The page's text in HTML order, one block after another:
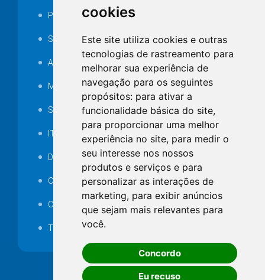
cookies
Este site utiliza cookies e outras
tecnologias de rastreamento para
melhorar sua experiência de
navegação para os seguintes
propósitos: para ativar a
funcionalidade básica do site,
para proporcionar uma melhor
experiência no site, para medir o
seu interesse nos nossos
produtos e serviços e para
personalizar as interações de
marketing, para exibir anúncios
que sejam mais relevantes para
você.
Concordo
Eu recuso
Portarias
SAMAE
Audiência pública
MANUTENÇÃO DE ILUMINAÇÃO PÚBLICA
Serviços Técnicos TI
ITR
Desapropriações
Catalogo Eletrônico de Padronização
Consórcios Municipais
Telefones Úteis